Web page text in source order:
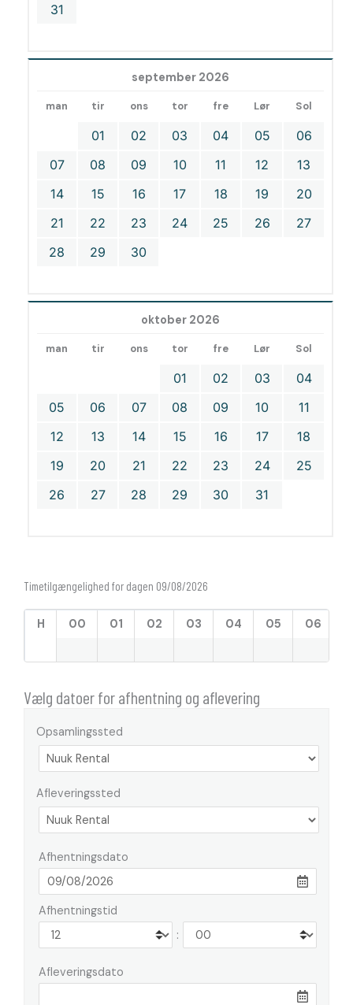
31
september 2026
man tir ons tor fre Lør Sol
01 02 03 04 05
06
07
08 09 10 11 12
13
14
15 16 17 18 19
20
21
22 23 24 25 26
27
28
29 30
oktober 2026
man tir ons tor fre Lør Sol
01 02 03
04
05
06 07 08 09 10
11
12
13 14 15 16 17
18
19
20 21 22 23 24
25
26
27 28 29 30 31
Timetilgængelighed for dagen 09/08/2026
H 00 01 02 03 04 05 06
Vælg datoer for afhentning og aflevering
Opsamlingssted
Afleveringssted
Afhentningsdato
Afhentningstid
:
Afleveringsdato